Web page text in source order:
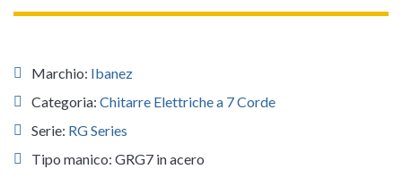
Marchio: Ibanez
Categoria: Chitarre Elettriche a 7 Corde
Serie: RG Series
Tipo manico: GRG7 in acero